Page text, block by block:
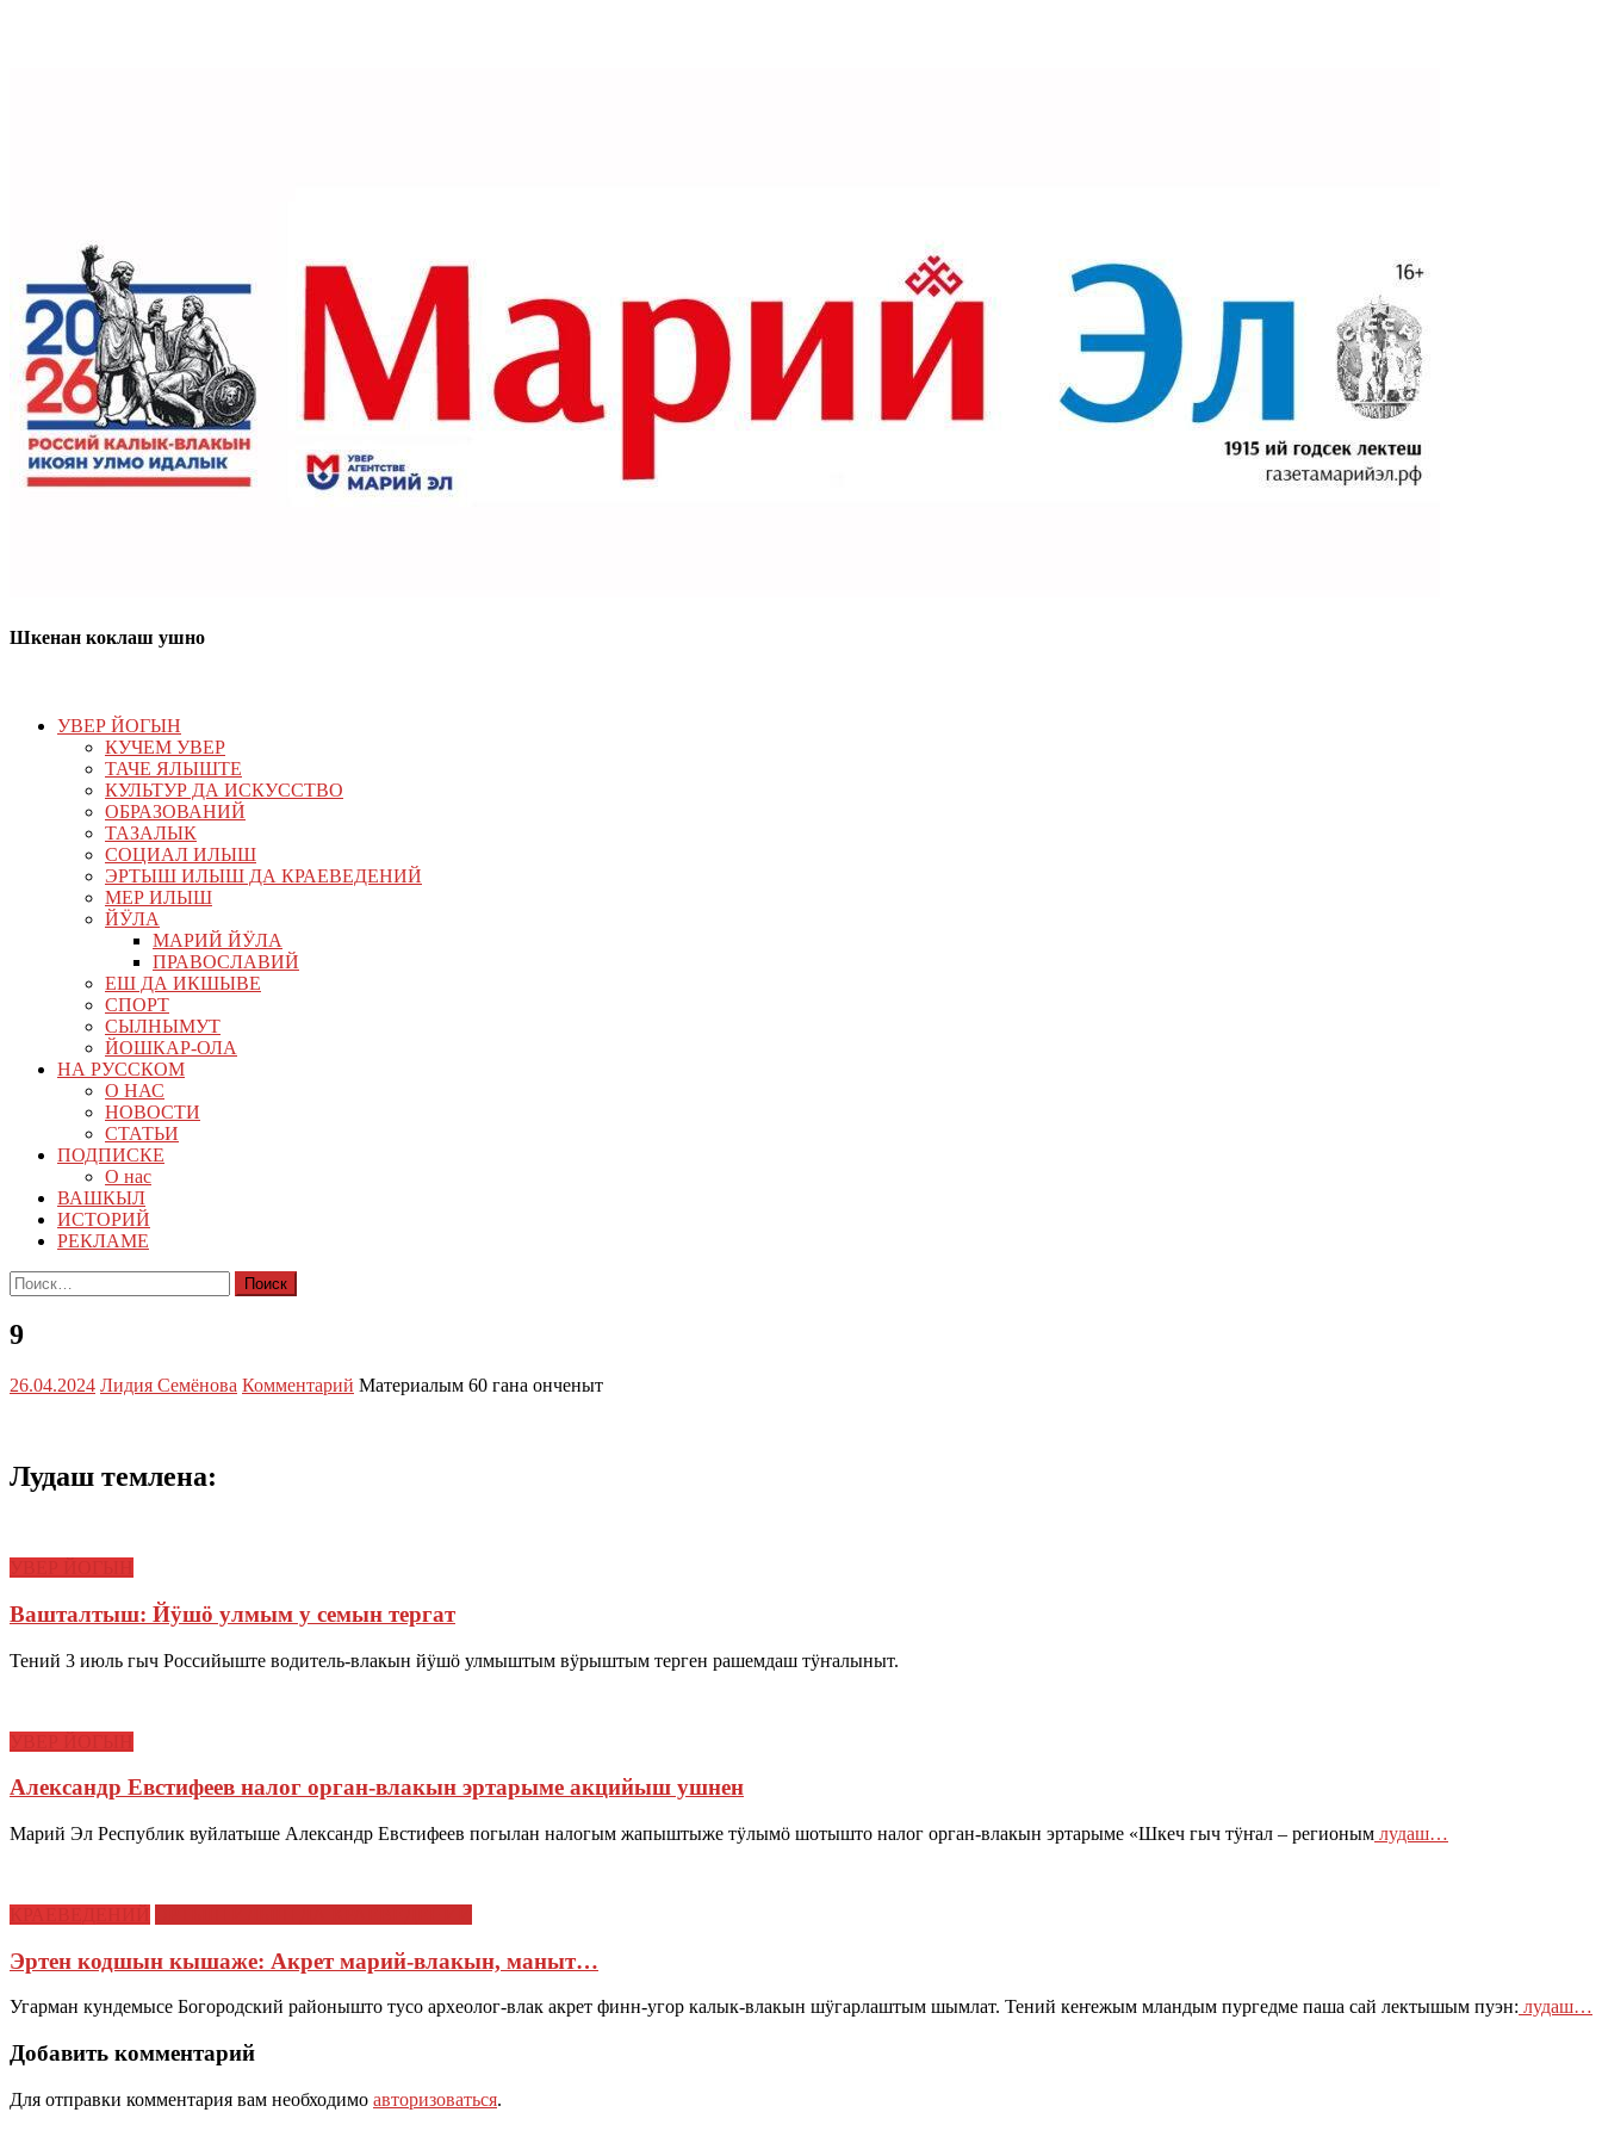
Шкенан коклаш ушно
УВЕР ЙОГЫН
КУЧЕМ УВЕР
ТАЧЕ ЯЛЫШТЕ
КУЛЬТУР ДА ИСКУССТВО
ОБРАЗОВАНИЙ
ТАЗАЛЫК
СОЦИАЛ ИЛЫШ
ЭРТЫШ ИЛЫШ ДА КРАЕВЕДЕНИЙ
МЕР ИЛЫШ
ЙӰЛА
МАРИЙ ЙӰЛА
ПРАВОСЛАВИЙ
ЕШ ДА ИКШЫВЕ
СПОРТ
СЫЛНЫМУТ
ЙОШКАР-ОЛА
НА РУССКОМ
О НАС
НОВОСТИ
СТАТЬИ
ПОДПИСКЕ
О нас
ВАШКЫЛ
ИСТОРИЙ
РЕКЛАМЕ
Найти:
9
26.04.2024 Лидия Семёнова Комментарий Материалым 60 гана онченыт
Лудаш темлена:
Вашталтыш: Йӱшӧ улмым у семын тергат
Тений 3 июль гыч Российыште водитель-влакын йӱшӧ улмыштым вӱрыштым терген рашемдаш тӱҥалыныт.
Александр Евстифеев налог орган-влакын эртарыме акцийыш ушнен
Марий Эл Республик вуйлатыше Александр Евстифеев погылан налогым жапыштыже тӱлымӧ шотышто налог орган-влакын эртарыме «Шкеч гыч тӱҥал – регионым лудаш…
Эртен кодшын кышаже: Акрет марий-влакын, маныт…
Угарман кундемысе Богородский районышто тусо археолог-влак акрет финн-угор калык-влакын шӱгарлаштым шымлат. Тений кеҥежым мландым пургедме паша сай лектышым пуэн: лудаш…
Добавить комментарий
Для отправки комментария вам необходимо авторизоваться.